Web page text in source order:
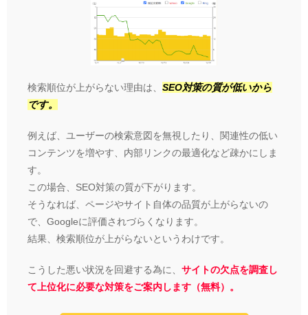
検索順位が上がらない理由は、 SEO対策の質が低いから
です。
例えば、ユーザーの検索意図を無視したり、関連性の低い
コンテンツを増やす、内部リンクの最適化など疎かにしま
す。
この場合、SEO対策の質が下がります。
そうなれば、ページやサイト自体の品質が上がらないの
で、Googleに評価されづらくなります。
結果、検索順位が上がらないというわけです。
こうした悪い状況を回避する為に、 サイトの欠点を調査し
て上位化に必要な対策をご案内します（無料）。